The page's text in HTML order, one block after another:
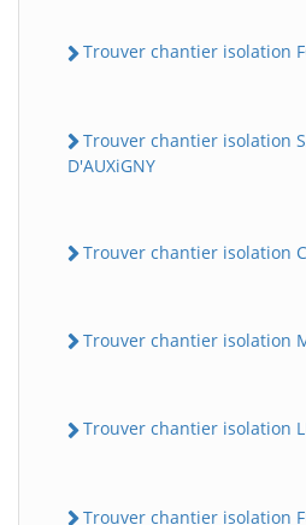
Trouver chantier isolation
Trouver chantier isolation
D'AUXiGNY
Trouver chantier isolation
Trouver chantier isolation
Trouver chantier isolation
Trouver chantier isolation